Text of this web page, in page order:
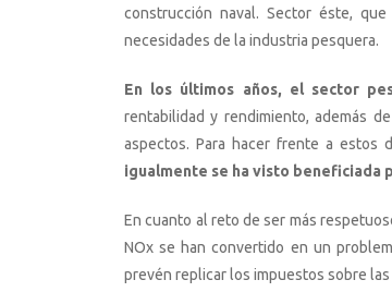
construcción naval. Sector éste,
necesidades de la industria pesquera.
En los últimos años, el sector
rentabilidad y rendimiento, además
aspectos. Para hacer frente a estos
igualmente se ha visto beneficiada
En cuanto al reto de ser más
NOx se han convertido en un
prevén replicar los impuestos sobre